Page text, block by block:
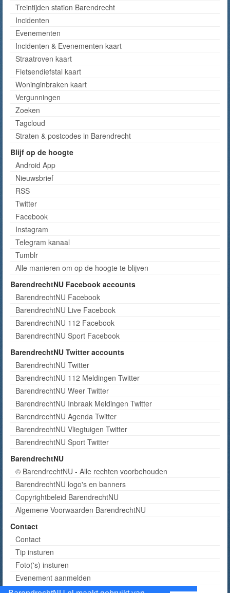
Treintijden station Barendrecht
Incidenten
Evenementen
Incidenten & Evenementen kaart
Straatroven kaart
Fietsendiefstal kaart
Woninginbraken kaart
Vergunningen
Zoeken
Tagcloud
Straten & postcodes in Barendrecht
Blijf op de hoogte
Android App
Nieuwsbrief
RSS
Twitter
Facebook
Instagram
Telegram kanaal
Tumblr
Alle manieren om op de hoogte te blijven
BarendrechtNU Facebook accounts
BarendrechtNU Facebook
BarendrechtNU Live Facebook
BarendrechtNU 112 Facebook
BarendrechtNU Sport Facebook
BarendrechtNU Twitter accounts
BarendrechtNU Twitter
BarendrechtNU 112 Meldingen Twitter
BarendrechtNU Weer Twitter
BarendrechtNU Inbraak Meldingen Twitter
BarendrechtNU Agenda Twitter
BarendrechtNU Vliegtuigen Twitter
BarendrechtNU Sport Twitter
BarendrechtNU
© BarendrechtNU - Alle rechten voorbehouden
BarendrechtNU logo's en banners
Copyrightbeleid BarendrechtNU
Algemene Voorwaarden BarendrechtNU
Contact
Contact
Tip insturen
Foto('s) insturen
Evenement aanmelden
Informatie aanvragen adverteren